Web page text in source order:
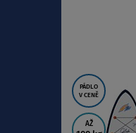
PÁDLO
V CENĚ
AŽ